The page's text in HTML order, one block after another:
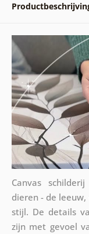
Canvas
dieren - de
stijl. De details
zijn met gevoel